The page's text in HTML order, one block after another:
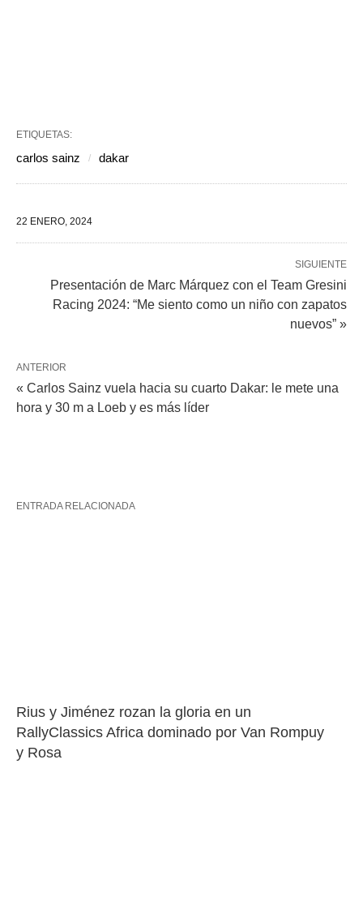
ETIQUETAS:
carlos sainz dakar
22 ENERO, 2024
SIGUIENTE
Presentación de Marc Márquez con el Team Gresini
Racing 2024: “Me siento como un niño con zapatos
nuevos” »
ANTERIOR
« Carlos Sainz vuela hacia su cuarto Dakar: le mete una
hora y 30 m a Loeb y es más líder
ENTRADA RELACIONADA
Rius y Jiménez rozan la gloria en un
RallyClassics Africa dominado por Van Rompuy
y Rosa